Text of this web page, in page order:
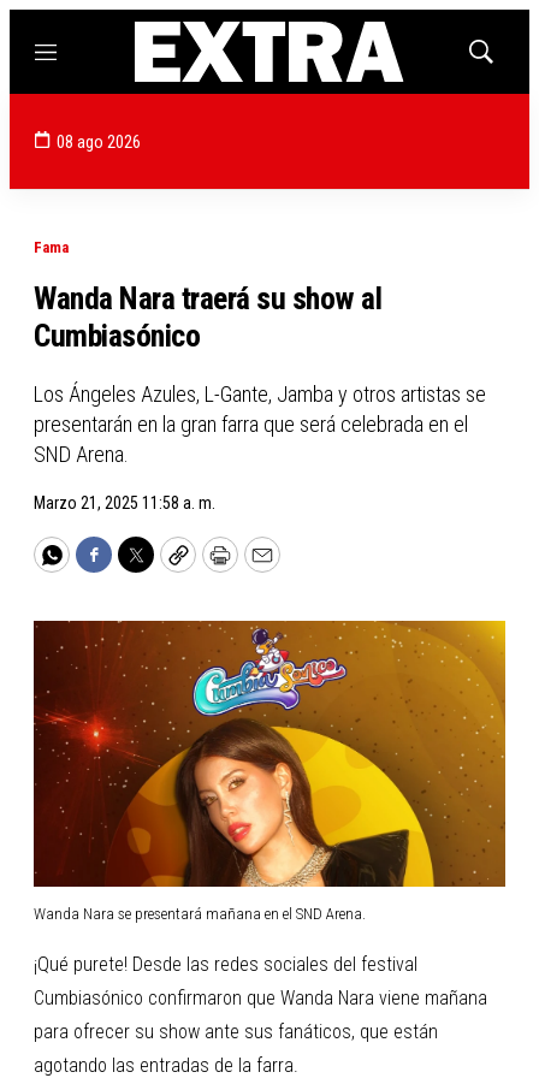
Menú
Mostrar
08 ago 2026
Fama
Wanda Nara traerá su show al
Cumbiasónico
Los Ángeles Azules, L-Gante, Jamba y otros artistas se
presentarán en la gran farra que será celebrada en el
SND Arena.
Marzo 21, 2025 11:58 a. m.
WhatsApp
Facebook
TwitterCopyPrintEmail
Wanda Nara se presentará mañana en el SND Arena.
¡Qué purete! Desde las redes sociales del festival
Cumbiasónico confirmaron que Wanda Nara viene mañana
para ofrecer su show ante sus fanáticos, que están
agotando las entradas de la farra.